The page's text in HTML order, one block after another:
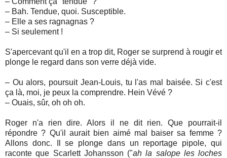
– Bah. Tendue, quoi. Susceptible.
– Elle a ses ragnagnas ?
– Si seulement !
S'apercevant qu'il en a trop dit, Roger se surprend à rougir et
plonge le regard dans son verre déjà vide.
– Ou alors, poursuit Jean-Louis, tu l'as mal baisée. Si c'est
ça là, moi, je peux la comprendre. Hein Vévé ?
– Ouais, sûr, oh oh oh.
Roger n'a rien dire. Alors il ne dit rien. Que pourrait-il
répondre ? Qu'il aurait bien aimé mal baiser sa femme ?
Allons donc. Il se plonge dans un reportage pipole, qui
raconte que Scarlett Johansson ("ah la salope les loches